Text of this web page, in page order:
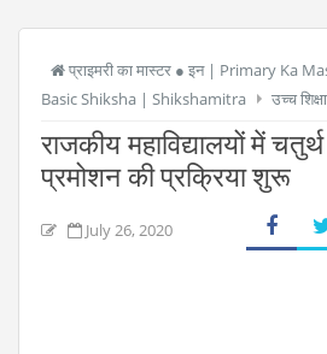
प्राइमरी का मास्टर ● इन | Primary Ka
Basic Shiksha | Shikshamitra
उच्च शिक्षा
राजकीय महाविद्यालयों में
प्रमोशन की प्रक्रिया शुरू
July 26, 2020